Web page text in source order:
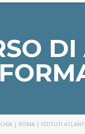
| ROMA | ISTITUTI